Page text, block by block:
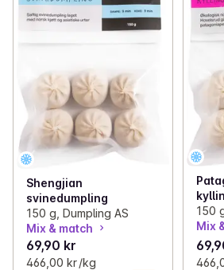
Shengjian
svinedumpling
150 g, Dumpling AS
Mix & match
69,90 kr
466,00 kr /kg
150
Mix